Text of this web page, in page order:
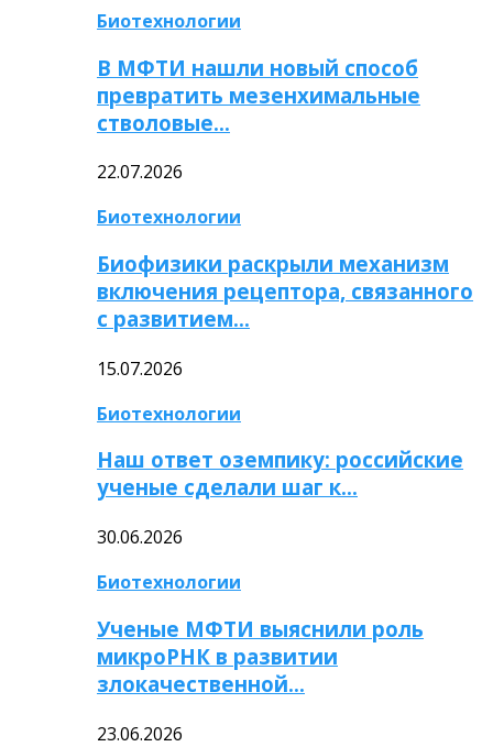
Биотехнологии
В МФТИ нашли новый способ
превратить мезенхимальные
стволовые…
22.07.2026
Биотехнологии
Биофизики раскрыли механизм
включения рецептора, связанного
с развитием…
15.07.2026
Биотехнологии
Наш ответ оземпику: российские
ученые сделали шаг к…
30.06.2026
Биотехнологии
Ученые МФТИ выяснили роль
микроРНК в развитии
злокачественной…
23.06.2026